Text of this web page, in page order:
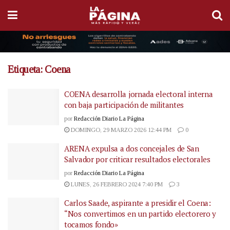
Etiqueta: Coena
COENA desarrolla jornada electoral interna
con baja participación de militantes
por Redacción Diario La Página
DOMINGO, 29 MARZO 2026 12:44 PM
0
ARENA expulsa a dos concejales de San
Salvador por criticar resultados electorales
por Redacción Diario La Página
LUNES, 26 FEBRERO 2024 7:40 PM
3
Carlos Saade, aspirante a presidir el Coena:
“Nos convertimos en un partido electorero y
tocamos fondo»